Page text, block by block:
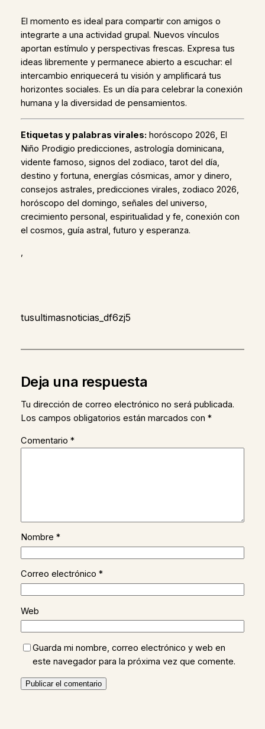
El momento es ideal para compartir con amigos o
integrarte a una actividad grupal. Nuevos vínculos
aportan estímulo y perspectivas frescas. Expresa tus
ideas libremente y permanece abierto a escuchar: el
intercambio enriquecerá tu visión y amplificará tus
horizontes sociales. Es un día para celebrar la conexión
humana y la diversidad de pensamientos.
Etiquetas y palabras virales: horóscopo 2026, El
Niño Prodigio predicciones, astrología dominicana,
vidente famoso, signos del zodiaco, tarot del día,
destino y fortuna, energías cósmicas, amor y dinero,
consejos astrales, predicciones virales, zodiaco 2026,
horóscopo del domingo, señales del universo,
crecimiento personal, espiritualidad y fe, conexión con
el cosmos, guía astral, futuro y esperanza.
,
tusultimasnoticias_df6zj5
Deja una respuesta
Tu dirección de correo electrónico no será publicada.
Los campos obligatorios están marcados con *
Comentario *
Nombre *
Correo electrónico *
Web
Guarda mi nombre, correo electrónico y web en
este navegador para la próxima vez que comente.